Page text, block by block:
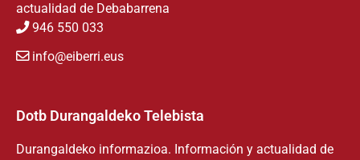
actualidad de Debabarrena
946 550 033
info@eiberri.eus
Dotb Durangaldeko Telebista
Durangaldeko informazioa. Información y actualidad de